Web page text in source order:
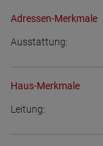
Adressen-Merkmale
Ausstattung:
Haus-Merkmale
Leitung: